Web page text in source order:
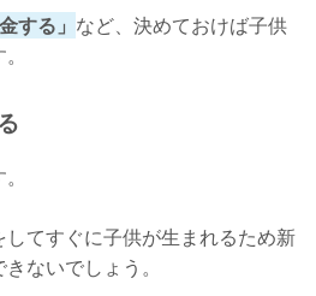
する」 など、決めておけば子供
てすぐに子供が生まれるため新
ないでしょう。